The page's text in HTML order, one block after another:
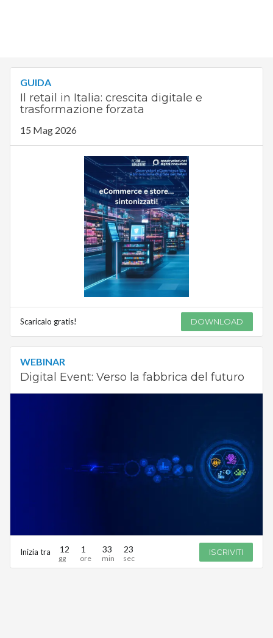
GUIDA
Il retail in Italia: crescita digitale e
trasformazione forzata
15 Mag 2026
Scaricalo gratis! DOWNLOAD
WEBINAR
Digital Event: Verso la fabbrica del futuro
Inizia tra 12 1 33 23 ISCRIVITI